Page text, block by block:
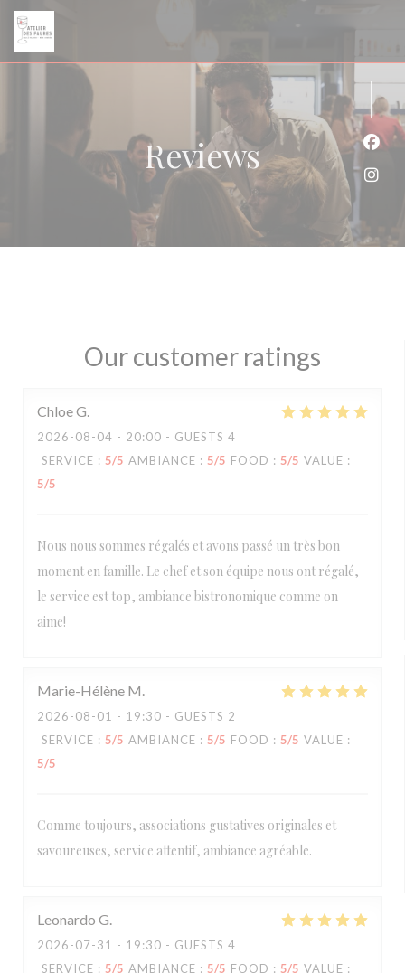
Personalizing your cookie choices
Reviews
Our customer ratings
ChloeG
2026-08-04 - 20:00 - GUESTS 4
SERVICE : 5/5 AMBIANCE : 5/5 FOOD : 5/5 VALUE :
5/5
Nous nous sommes régalés et avons passé un très bon
moment en famille. Le chef et son équipe nous ont régalé,
le service est top, ambiance bistronomique comme on
aime!
Marie-Hélène M
2026-08-01 - 19:30 - GUESTS 2
SERVICE : 5/5 AMBIANCE : 5/5 FOOD : 5/5 VALUE :
5/5
Comme toujours, associations gustatives originales et
savoureuses, service attentif, ambiance agréable.
Leonardo G
2026-07-31 - 19:30 - GUESTS 4
SERVICE : 5/5 AMBIANCE : 5/5 FOOD : 5/5 VALUE :